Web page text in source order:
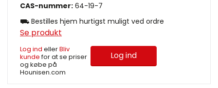
CAS-nummer: 64-19-7
⛟ Bestilles hjem hurtigst muligt ved ordre
Se produkt
Log ind ellerBliv
kundefor at se priser
og købe på
Hounisen.com
Log ind